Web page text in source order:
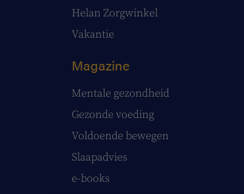
Helan Zorgwinkel
Vakantie
Magazine
Mentale gezondheid
Gezonde voeding
Voldoende bewegen
Slaapadvies
e-books